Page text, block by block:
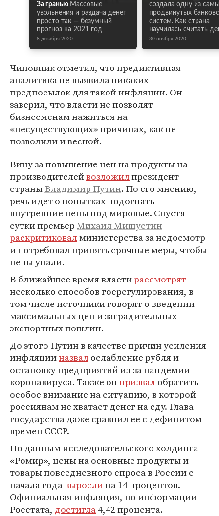
За гранью Массовые
увольнения и раздача денег
просто так — безумный
прогноз на 2021 год
8 декабря 2020
создала одну из
продвинутых
систем. Как страна
научилась считать
30 ноября 2020
Чиновник отметил, что предиктивная
аналитика не выявила никаких
предпосылок для такой инфляции. Он
заверил, что власти не позволят
бизнесменам нажиться на
«несуществующих» причинах, как не
позволили и весной.
Вину за повышение цен на продукты на
производителейвозложилпрезидент
страныВладимир Путин. По его мнению,
речь идет о попытках подогнать
внутренние цены под мировые. Спустя
сутки премьерМихаил Мишустин
раскритиковалминистерства за недосмотр
и потребовал принять срочные меры, чтобы
цены упали.
В ближайшее время властирассмотрят
несколько способов госрегулирования, в
том числе источники говорят о введении
максимальных цен и заградительных
экспортных пошлин.
До этого Путин в качестве причин усиления
инфляцииназвалослабление рубля и
остановку предприятий из-за пандемии
коронавируса. Также онпризвалобратить
особое внимание на ситуацию, в которой
россиянам не хватает денег на еду. Глава
государства даже сравнил ее с дефицитом
времен СССР.
По данным исследовательского холдинга
«Ромир», цены на основные продукты и
товары повседневного спроса в России с
начала годавырослина 14 процентов.
Официальная инфляция, по информации
Росстата, достигла4,42 процента.